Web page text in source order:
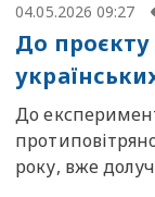
04.05.2026 09:27
До
До
року, вже